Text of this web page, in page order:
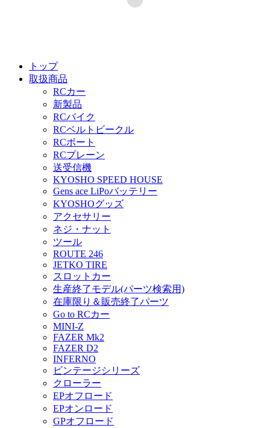
トップ
取扱商品
RCカー
新製品
RCバイク
RCベルトビークル
RCボート
RCプレーン
送受信機
KYOSHO SPEED HOUSE
Gens ace LiPoバッテリー
KYOSHOグッズ
アクセサリー
ネジ・ナット
ツール
ROUTE 246
JETKO TIRE
スロットカー
生産終了モデル(パーツ検索用)
在庫限り＆販売終了パーツ
Go to RCカー
MINI-Z
FAZER Mk2
FAZER D2
INFERNO
ビンテージシリーズ
クローラー
EPオフロード
EPオンロード
GPオフロード